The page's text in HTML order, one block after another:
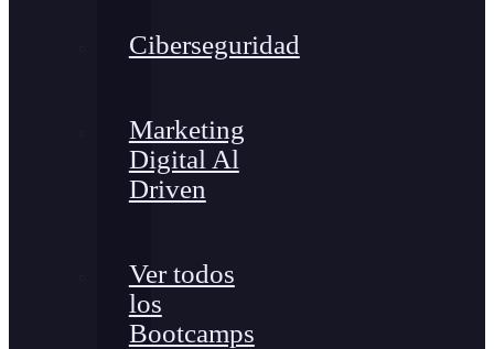
Ciberseguridad
Marketing
Digital Al
Driven
Ver todos
los
Bootcamps